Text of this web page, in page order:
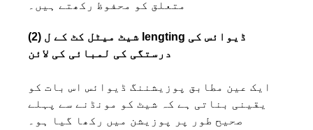
متعلق کو محفوظ رکھتے ہیں۔
(2) شیٹ میٹل کٹ کے ل lengting ڈیوائس کی
درستگی کی لمبائی کی لائن
ایک عین مطابق پوزیشننگ ڈیوائس اس بات کو
یقینی بناتی ہے کہ شیٹ کو مونڈنے سے پہلے
صحیح طور پر پوزیشن میں رکھا گیا ہو۔